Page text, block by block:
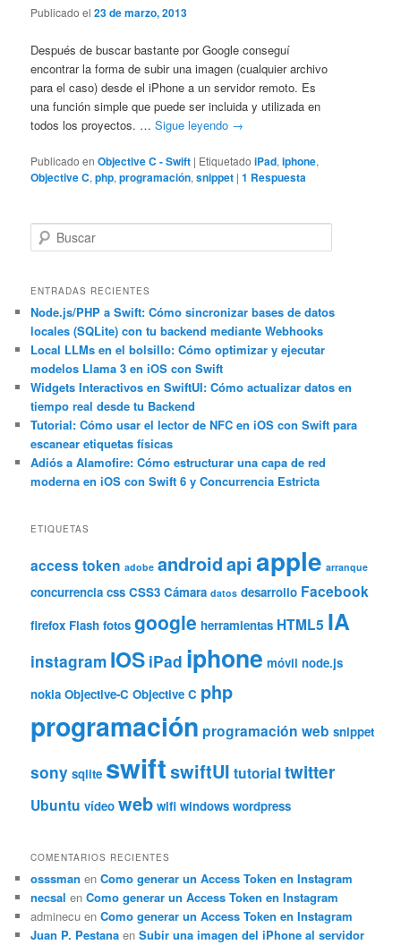
Publicado el23 de marzo, 2013
Después de buscar bastante por Google conseguí
encontrar la forma de subir una imagen (cualquier archivo
para el caso) desde el iPhone a un servidor remoto. Es
una función simple que puede ser incluida y utilizada en
todos los proyectos. …Sigue leyendo →
Publicado en Objective C - Swift | Etiquetado iPad,iphone,
Objective C,php,programación,snippet |1 Respuesta
u
c
a
r
ENTRADAS RECIENTES
Node.js/PHP a Swift: Cómo sincronizar bases de datos
locales (SQLite) con tu backend mediante Webhooks
Local LLMs en el bolsillo: Cómo optimizar y ejecutar
modelos Llama 3 en iOS con Swift
Widgets Interactivos en SwiftUI: Cómo actualizar datos en
tiempo real desde tu Backend
Tutorial: Cómo usar el lector de NFC en iOS con Swift para
escanear etiquetas físicas
Adiós a Alamofire: Cómo estructurar una capa de red
moderna en iOS con Swift 6 y Concurrencia Estricta
ETIQUETAS
access token adobe androidapiapple arranque
concurrencia css CSS3 Cámara datos desarrollo Facebook
firefox Flash fotos google herramientas HTML5 IA
instagram IOS iPad iphone móvil node.js
nokia Objective-C Objective C php
programación programación web snippet
sony sqlite swiftswiftUI tutorialtwitter
Ubuntu vídeo web wifi windows wordpress
COMENTARIOS RECIENTES
osssman enComo generar un Access Token en Instagram
necsal enComo generar un Access Token en Instagram
adminecu enComo generar un Access Token en Instagram
Juan P. Pestana enSubir una imagen del iPhone al servidor